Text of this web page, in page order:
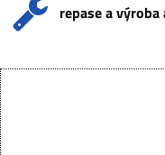
repase a